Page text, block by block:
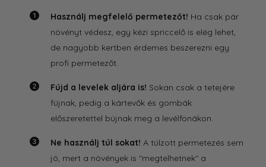
Használj megfelelő permetezőt! Ha csak pár
növényt védesz, egy kézi spriccelő is elég lehet,
de nagyobb kertben érdemes beszerezni egy
profi permetezőt.
Fújd a levelek aljára is! Sokan csak a tetejére
fújnak, pedig a kártevők és gombák
előszeretettel bújnak meg a levélfonákon.
Ne használj túl sokat! A túlzott permetezés sem
jó, mert a növények is "megtelhetnek" a